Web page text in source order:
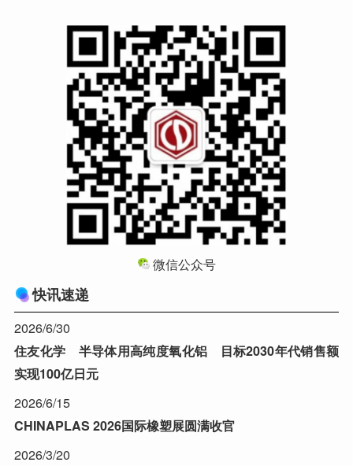
微信公众号
快讯速递
2026/6/30
住友化学 半导体用高纯度氧化铝 目标2030年代销售额
实现100亿日元
2026/6/15
CHINAPLAS 2026国际橡塑展圆满收官
2026/3/20